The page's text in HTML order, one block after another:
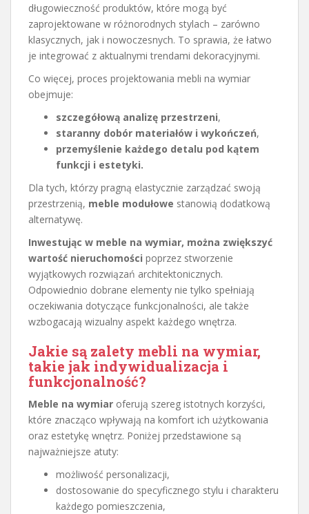
długowieczność produktów, które mogą być
zaprojektowane w różnorodnych stylach – zarówno
klasycznych, jak i nowoczesnych. To sprawia, że łatwo
je integrować z aktualnymi trendami dekoracyjnymi.
Co więcej, proces projektowania mebli na wymiar
obejmuje:
szczegółową analizę przestrzeni,
staranny dobór materiałów i wykończeń,
przemyślenie każdego detalu pod kątem
funkcji i estetyki.
Dla tych, którzy pragną elastycznie zarządzać swoją
przestrzenią, meble modułowe stanowią dodatkową
alternatywę.
Inwestując w meble na wymiar, można zwiększyć
wartość nieruchomości poprzez stworzenie
wyjątkowych rozwiązań architektonicznych.
Odpowiednio dobrane elementy nie tylko spełniają
oczekiwania dotyczące funkcjonalności, ale także
wzbogacają wizualny aspekt każdego wnętrza.
Jakie są zalety mebli na wymiar,
takie jak indywidualizacja i
funkcjonalność?
Meble na wymiar oferują szereg istotnych korzyści,
które znacząco wpływają na komfort ich użytkowania
oraz estetykę wnętrz. Poniżej przedstawione są
najważniejsze atuty:
możliwość personalizacji,
dostosowanie do specyficznego stylu i charakteru
każdego pomieszczenia,